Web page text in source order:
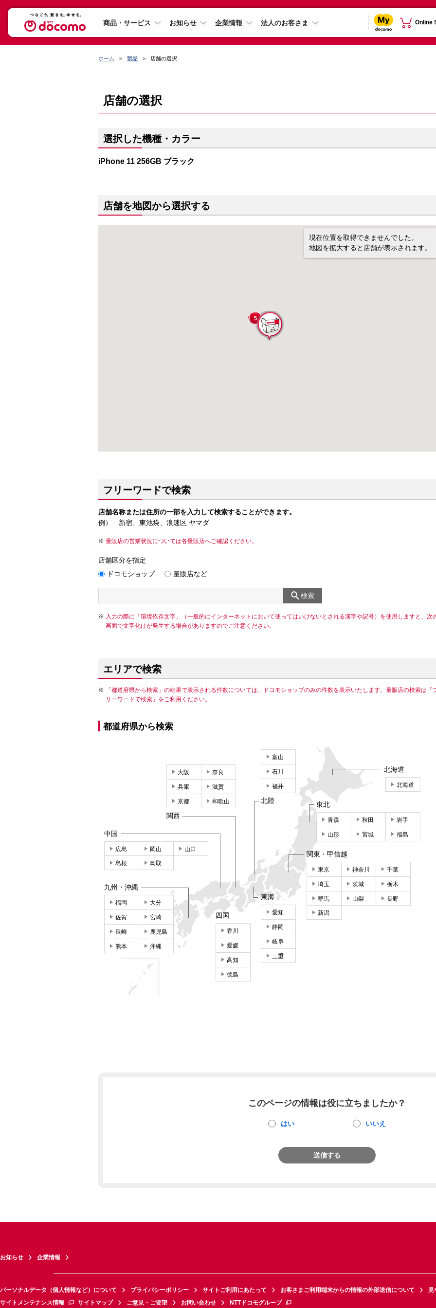
商品・サービス お知らせ 企業情報 法人のお客さま Online
ホーム 製品 店舗の選択
店舗の選択
選択した機種・カラー
iPhone 11 256GB ブラック
店舗を地図から選択する
現在位置を取得できませんでした。
地図を拡大すると店舗が表示されます。
フリーワードで検索
店舗名称または住所の一部を入力して検索することができます。
例） 新宿、東池袋、浪速区 ヤマダ
量販店の営業状況については各量販店へご確認ください。
店舗区分を指定
ドコモショップ
量販店など
検索
入力の際に「環境依存文字」（一般的にインターネットにおいて使ってはいけないとされる漢字や記号）を使用しますと、次
画面で文字化けが発生する場合がありますのでご注意ください。
エリアで検索
「都道府県から検索」の結果で表示される件数については、ドコモショップのみの件数を表示いたします。量販店の検索は「
リーワードで検索」をご利用ください。
都道府県から検索
北海道
北海道
東北
青森 秋田 岩手
山形 宮城 福島
関東・甲信越
東京 神奈川 千葉
埼玉 茨城 栃木
群馬 山梨 長野
新潟
東海
愛知
静岡
岐阜
三重
富山
石川
福井
北陸
大阪 奈良
兵庫 滋賀
京都 和歌山
関西
中国
広島 岡山 山口
島根 鳥取
四国
香川
愛媛
高知
徳島
九州・沖縄
福岡 大分
佐賀 宮崎
長崎 鹿児島
熊本 沖縄
このページの情報は役に立ちましたか？
はい いいえ
送信する
お知らせ 企業情報
パーソナルデータ（個人情報など）について プライバシーポリシー サイトご利用にあたって お客さまご利用端末からの情報の外部送信について
見
サイトメンテナンス情報
サイトマップ ご意見・ご要望 お問い合わせ NTTドコモグループ